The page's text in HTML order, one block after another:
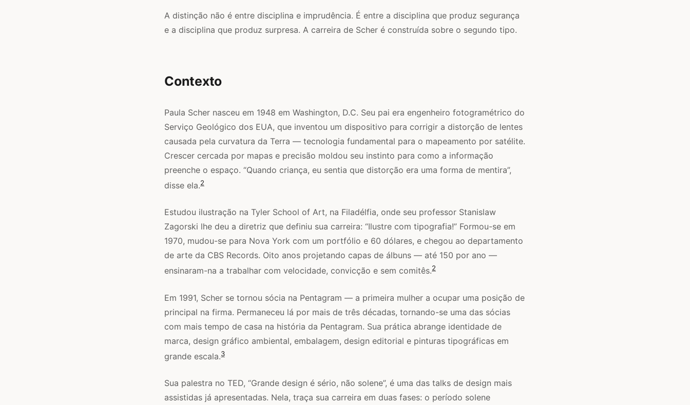
A distinção não é entre disciplina e imprudência. É entre a disciplina que produz segurança
e a disciplina que produz surpresa. A carreira de Scher é construída sobre o segundo tipo.
Contexto
Paula Scher nasceu em 1948 em Washington, D.C. Seu pai era engenheiro fotogramétrico do
Serviço Geológico dos EUA, que inventou um dispositivo para corrigir a distorção de lentes
causada pela curvatura da Terra — tecnologia fundamental para o mapeamento por satélite.
Crescer cercada por mapas e precisão moldou seu instinto para como a informação
preenche o espaço. “Quando criança, eu sentia que distorção era uma forma de mentira”,
disse ela.2
Estudou ilustração na Tyler School of Art, na Filadélfia, onde seu professor Stanislaw
Zagorski lhe deu a diretriz que definiu sua carreira: “Ilustre com tipografia!” Formou-se em
1970, mudou-se para Nova York com um portfólio e 60 dólares, e chegou ao departamento
de arte da CBS Records. Oito anos projetando capas de álbuns — até 150 por ano —
ensinaram-na a trabalhar com velocidade, convicção e sem comitês.2
Em 1991, Scher se tornou sócia na Pentagram — a primeira mulher a ocupar uma posição de
principal na firma. Permaneceu lá por mais de três décadas, tornando-se uma das sócias
com mais tempo de casa na história da Pentagram. Sua prática abrange identidade de
marca, design gráfico ambiental, embalagem, design editorial e pinturas tipográficas em
grande escala.3
Sua palestra no TED, “Grande design é sério, não solene”, é uma das talks de design mais
assistidas já apresentadas. Nela, traça sua carreira em duas fases: o período solene